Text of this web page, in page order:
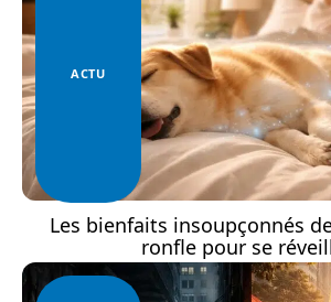
ACTU
Les bienfaits insoupçonnés
ronfle pour se